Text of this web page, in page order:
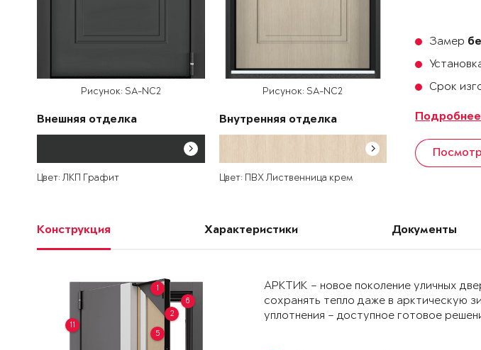
Рисунок: SA-NC2
Внешняя отделка
Цвет: ЛКП Графит
Рисунок: SA-NC2
Внутренняя отделка
Цвет: ПВХ Лиственница крем
Замер
Срок
Подробнее
Конструкция Характеристики Документы
1
2
5
6
11
АРКТИК – новое поколение уличных
сохранять тепло даже в арктическую
уплотнения – доступное готовое